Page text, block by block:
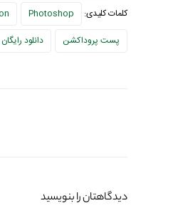
کلمات کلیدی: Photoshop
پست پروداکشن
دانلود رایگان
دیدگاهتان را بنویسید